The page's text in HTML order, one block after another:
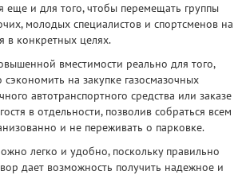
еще и для того, чтобы перемещать группы
молодых специалистов и спортсменов на
в конкретных целях.
вместимости реально для того,
на закупке газосмазочных
автотранспортного средства или заказе
в отдельности, позволив собраться всем
и не переживать о парковке.
легко и удобно, поскольку правильно
дает возможность получить надежное и